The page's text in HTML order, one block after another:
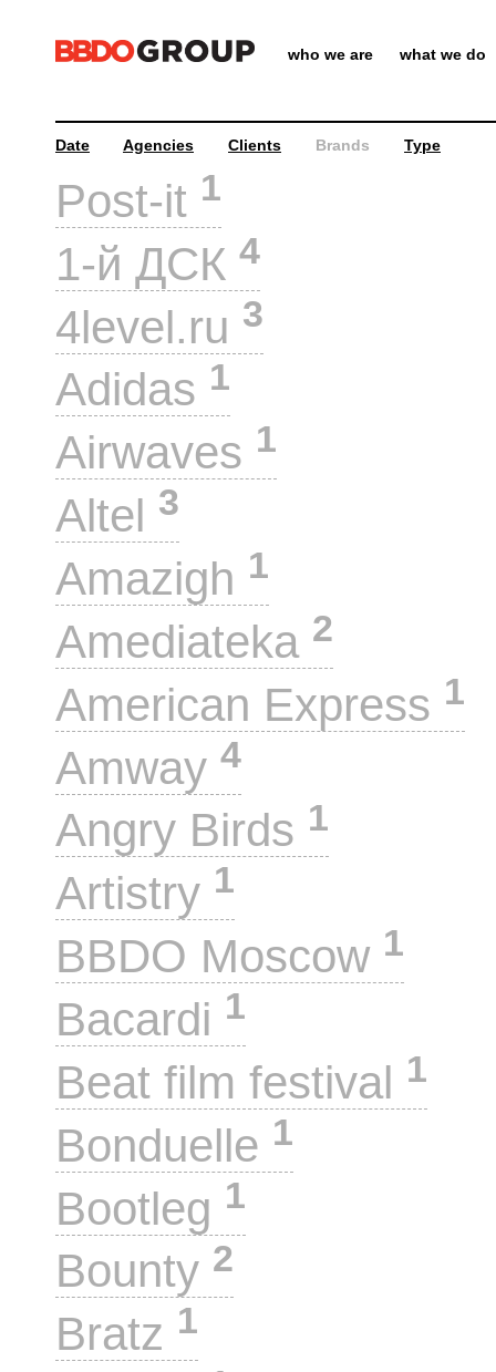
who we are what we do
Date Agencies Clients Brands Type
Post-it 1
1-й ДСК 4
4level.ru 3
Adidas 1
Airwaves 1
Altel 3
Amazigh 1
Amediateka 2
American Express 1
Amway 4
Angry Birds 1
Artistry 1
BBDO Moscow 1
Bacardi 1
Beat film festival 1
Bonduelle 1
Bootleg 1
Bounty 2
Bratz 1